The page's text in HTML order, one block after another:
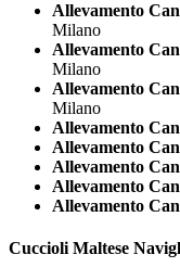
Allevamento
Milano
Allevamento
Milano
Allevamento
Milano
Allevamento
Allevamento
Allevamento
Allevamento
Allevamento
Cuccioli Maltese